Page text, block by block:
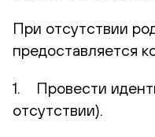
При отсутствии
предоставляется
1. Провести
отсутствии).